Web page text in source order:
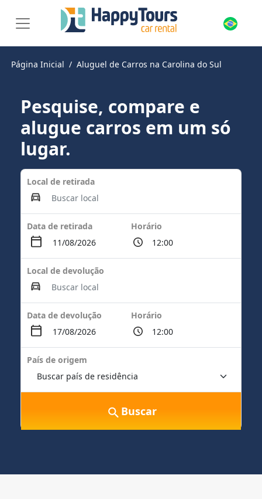
Página Inicial Aluguel de Carros na Carolina do Sul
Pesquise, compare e
alugue carros em um só
lugar.
Local de retirada
Data de retirada Horário
Local de devolução
Data de devolução Horário
País de origem
Buscar